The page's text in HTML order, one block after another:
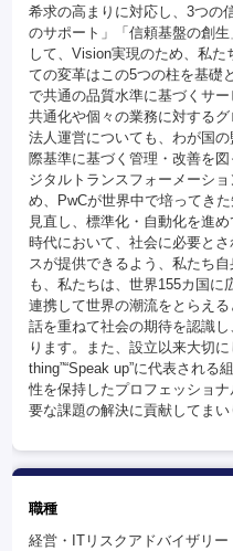
希求の高まりに対応し、3つの
のサポート」「信頼基盤の創
して、Vision実現のため、私
ての変革はこの5つの柱を基礎
で共通の品質水準に基づくサ
共通化や個々の業務に対する
法人運営についても、わが国
際基準に基づく管理・改善を
ジタルトランスフォーメーシ
め、PwCが世界中で培ってき
見直し、標準化・自動化を進
時代において、社会に必要と
スが提供できるよう、私たち
も、私たちは、世界155カ国に
連携して世界の潮流をとらえ
話を重ねて社会の期待を認識
ります。また、設立以来大切
thing”“Speak up”に代表される
性を保持したプロフェッショ
要な課題の解決に貢献してまい
職種
経営・ITリスクアドバイザリー